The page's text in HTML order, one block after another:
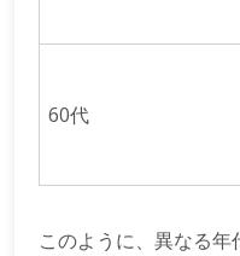
60代
このように、異なる